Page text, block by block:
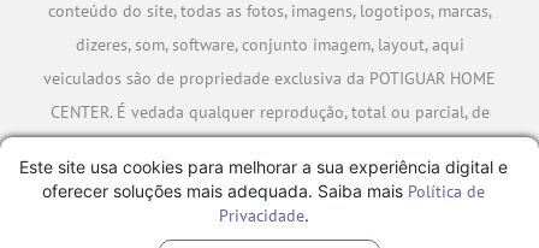
conteúdo do site, todas as fotos, imagens, logotipos, marcas,
dizeres, som, software, conjunto imagem, layout, aqui
veiculados são de propriedade exclusiva da POTIGUAR HOME
CENTER. É vedada qualquer reprodução, total ou parcial, de
A violação de qualquer direito mencionado implicará na
responsabilização cível e criminal nos termos da Lei.
Este site usa cookies para melhorar a sua experiência digital e
oferecer soluções mais adequada. Saiba mais Política de
Privacidade.